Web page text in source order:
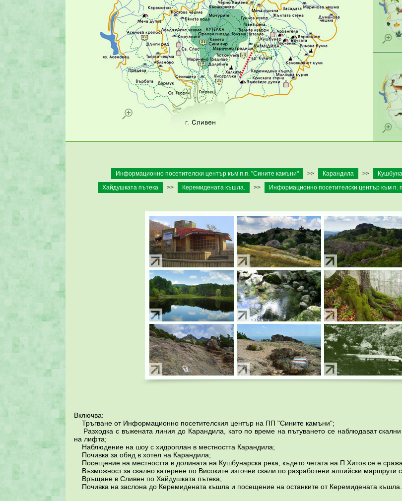
Информационно посетителски център към п.п. "Сините камъни" >> Карандила >>
Хайдушката пътека
>> Керемидената къшла. >> Информационно посетителски център към п.
Включва:
Тръгване от Информационно посетителския център на ПП "Сините камъни";
Разходка с въжената линия до Карандила, като по време на пътуването се наблюдават
на лифта;
Наблюдение на шоу с хидроплан в местността Карандила;
Почивка за обяд в хотел на Карандила;
Посещение на местността в долината на Кушбунарска река, където четата на П.Хитов се е
Възможност за скално катерене по Високите източни скали по разработени алпийски маршрути с
Връщане в Сливен по Хайдушката пътека;
Почивка на заслона до Керемидената къшла и посещение на останките от Керемидената